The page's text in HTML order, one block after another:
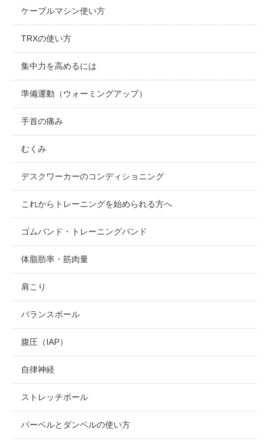
ケーブルマシン使い方
TRXの使い方
集中力を高めるには
準備運動（ウォーミングアップ）
手首の痛み
むくみ
デスクワーカーのコンディショニング
これからトレーニングを始められる方へ
ゴムバンド・トレーニングバンド
体脂肪率・筋肉量
肩こり
バランスボール
腹圧（IAP）
自律神経
ストレッチポール
バーベルとダンベルの使い方